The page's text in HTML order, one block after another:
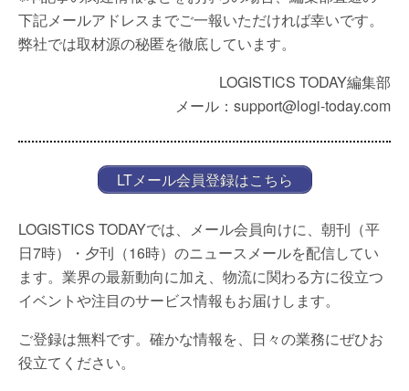
下記メールアドレスまでご一報いただければ幸いです。
弊社では取材源の秘匿を徹底しています。
LOGISTICS TODAY編集部
メール：support@logi-today.com
LTメール会員登録はこちら
LOGISTICS TODAYでは、メール会員向けに、朝刊（平
日7時）・夕刊（16時）のニュースメールを配信してい
ます。業界の最新動向に加え、物流に関わる方に役立つ
イベントや注目のサービス情報もお届けします。
ご登録は無料です。確かな情報を、日々の業務にぜひお
役立てください。